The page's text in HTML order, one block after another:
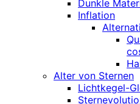
Dunkle
Inflation
Alter von Sternen
Lichtkegel-